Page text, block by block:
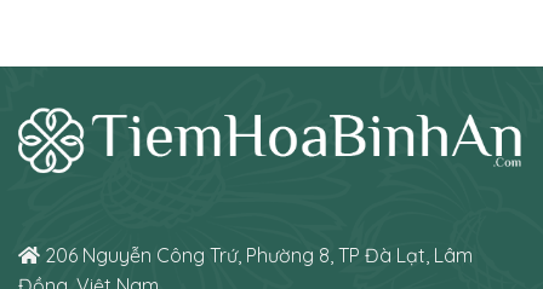
206 Nguyễn Công Trứ, Phường 8, TP Đà Lạt, Lâm